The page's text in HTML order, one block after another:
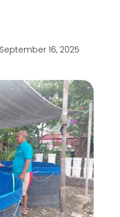
| September 16, 2025